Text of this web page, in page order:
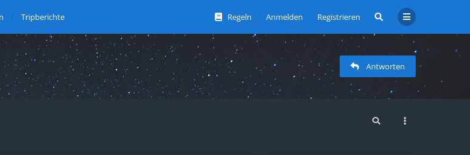
Regeln Anmelden Registrieren
Tripberichte
Antworten